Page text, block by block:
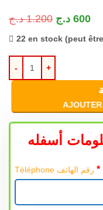
1.200 د.ج 600 د.ج
22 en stock (peut
أسفله
Téléphone رقم الهاتف*